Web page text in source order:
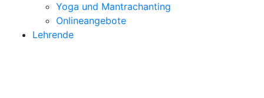
Yoga und Mantrachanting
Onlineangebote
Lehrende